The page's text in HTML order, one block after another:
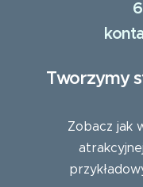
Tworzymy
Zobacz jak